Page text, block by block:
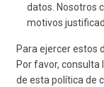
datos. Nosotros
motivos
Para ejercer estos
Por favor, consulta
de esta política de